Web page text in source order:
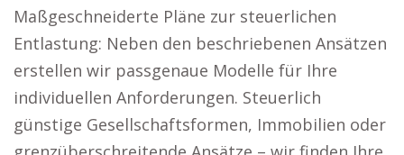
Maßgeschneiderte Pläne zur steuerlichen
Entlastung: Neben den beschriebenen Ansätzen
erstellen wir passgenaue Modelle für Ihre
individuellen Anforderungen. Steuerlich
günstige Gesellschaftsformen, Immobilien oder